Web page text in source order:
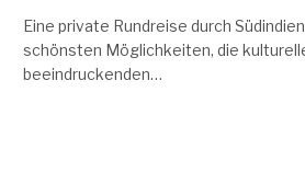
Eine private Rundreise durch
schönsten Möglichkeiten, die
beeindruckenden…